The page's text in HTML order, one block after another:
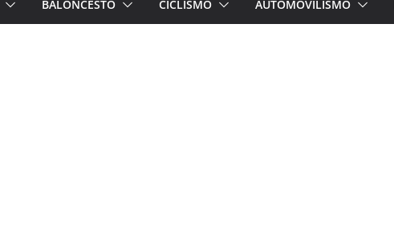
BALONCESTO CICLISMO AUTOMOVILISMO